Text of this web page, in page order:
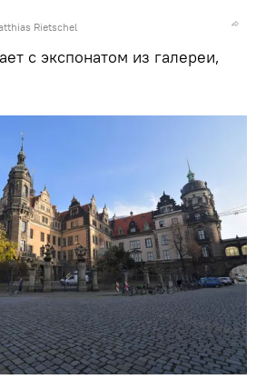
Rietschel
с экспонатом из галереи,